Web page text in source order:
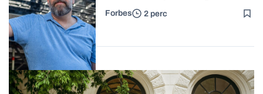
Forbes-sztori
Társadalom
Forbes 2 perc